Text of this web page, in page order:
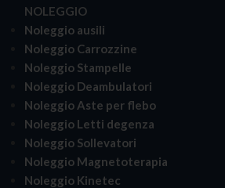
NOLEGGIO
Noleggio ausili
Noleggio Carrozzine
Noleggio Stampelle
Noleggio Deambulatori
Noleggio Aste per flebo
Noleggio Letti degenza
Noleggio Sollevatori
Noleggio Magnetoterapia
Noleggio Kinetec